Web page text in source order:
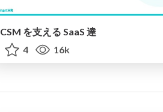
CSM を支える SaaS 達
4
16k